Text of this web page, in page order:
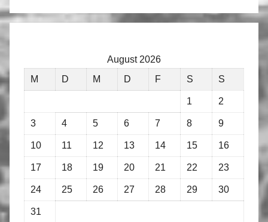
August 2026
M
D M D F S S
1 2
3 4 5 6 7 8 9
10 11 12 13 14 15 16
17 18 19 20 21 22 23
24 25 26 27 28 29 30
31